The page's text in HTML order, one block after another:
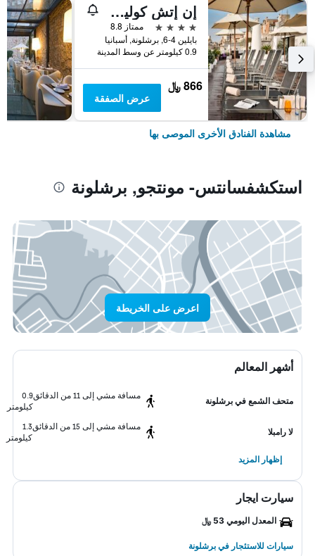
إن إتش كوليكشن برشلونة بوديوم
4 نجوم
ممتاز 8.8
بايلين 4-6, برشلونة, أسبانيا
0.9 كيلومتر عن وسط المدينة
866 ﷼
عرض الصفقة
مشاهدة الفنادق الأخرى الموصى بها
استكشفسانتس- مونتجو, برشلونة
اعرض على الخريطة
أشهر المعالم
متحف الشمع في برشلونة
مسافة مشي إلى 11 من الدقائق
0.9
كيلومتر
لا رامبلا
مسافة مشي إلى 15 من الدقائق
1.3
كيلومتر
إظهار المزيد
سيارت ايجار
المعدل اليومي 53 ﷼
سيارات للاستئجار في برشلونة